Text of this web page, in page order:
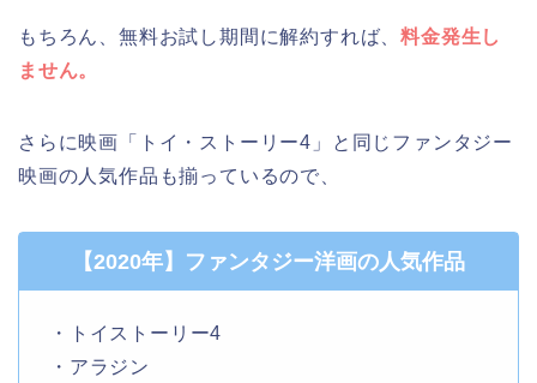
もちろん、無料お試し期間に解約すれば、料金発生し
ません。
さらに映画「トイ・ストーリー4」と同じファンタジー
映画の人気作品も揃っているので、
【2020年】ファンタジー洋画の人気作品
・トイストーリー4
・アラジン